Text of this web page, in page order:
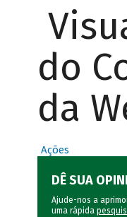
do
da
Ações
DÊ SUA
Ajude-nos a
uma rápida